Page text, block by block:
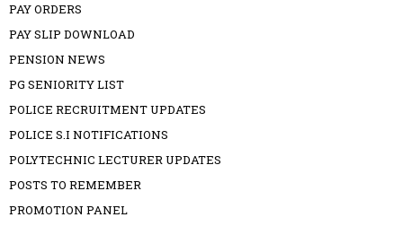
PAY ORDERS
PAY SLIP DOWNLOAD
PENSION NEWS
PG SENIORITY LIST
POLICE RECRUITMENT UPDATES
POLICE S.I NOTIFICATIONS
POLYTECHNIC LECTURER UPDATES
POSTS TO REMEMBER
PROMOTION PANEL